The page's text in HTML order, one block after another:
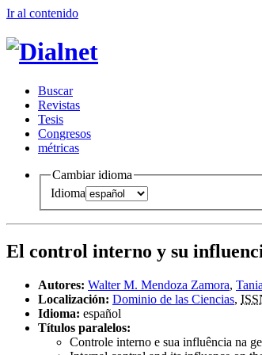
Ir al contenido
Buscar
Revistas
Tesis
Congresos
métricas
Cambiar idioma
Idioma
El control interno y su
Autores: Walter M. Mendoza Zamora,
Localización: Dominio de las Ciencias,
Idioma: español
Títulos paralelos:
Controle interno e sua influência na